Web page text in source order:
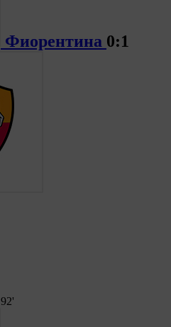
Фиорентина 0:1
92'